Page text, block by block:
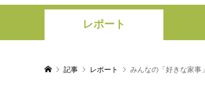
レポート
記事 レポート みんなの「好きな家事